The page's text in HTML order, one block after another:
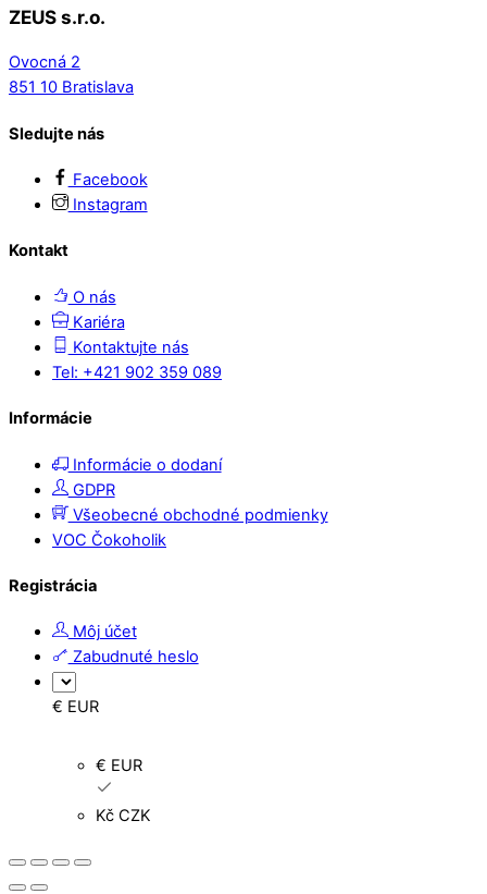
ZEUS s.r.o.
Ovocná 2
851 10 Bratislava
Sledujte nás
Facebook
Instagram
Kontakt
O nás
Kariéra
Kontaktujte nás
Tel: +421 902 359 089
Informácie
Informácie o dodaní
GDPR
Všeobecné obchodné podmienky
VOC Čokoholik
Registrácia
Môj účet
Zabudnuté heslo
€ EUR
€ EUR
Kč CZK
Back
to